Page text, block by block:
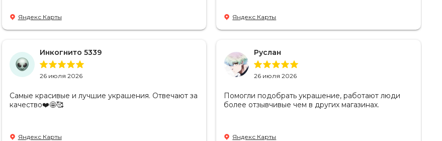
Яндекс Карты Яндекс Карты
Инкогнито 5339
26 июля 2026
Самые красивые и лучшие украшения. Отвечают за
качество❤️🤩🥰
Яндекс Карты
Руслан
26 июля 2026
Помогли подобрать украшение, работают люди
более отзывчивые чем в других магазинах.
Яндекс Карты